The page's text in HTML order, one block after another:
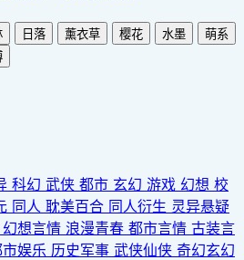
日落 薰衣草 樱花 水墨
萌系
科幻 武侠 都市 玄幻 游戏 幻想 校
同人 耽美百合 同人衍生 灵异悬疑
幻想言情 浪漫青春 都市言情 古装言
娱乐 历史军事 武侠仙侠 奇幻玄幻